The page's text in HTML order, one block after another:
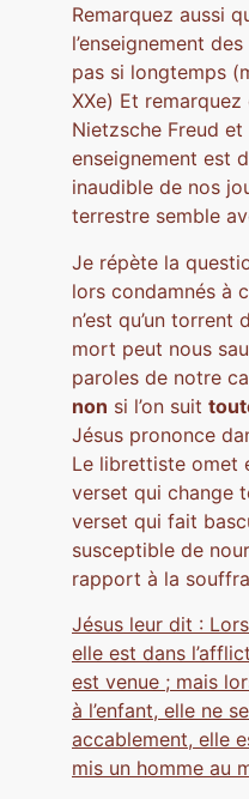
Remarquez aussi
l’enseignement des
pas si longtemps
XXe) Et remarquez
Nietzsche Freud
enseignement est
inaudible de nos
terrestre semble
Je répète la
lors condamnés à
n’est qu’un
mort peut nous
paroles de notre
non si l’on suit
Jésus prononce
Le librettiste omet
verset qui change
verset qui fait
susceptible de
rapport à la
Jésus leur dit :
elle est dans
est venue ; mais
à l’enfant, elle ne
accablement, elle
mis un homme au